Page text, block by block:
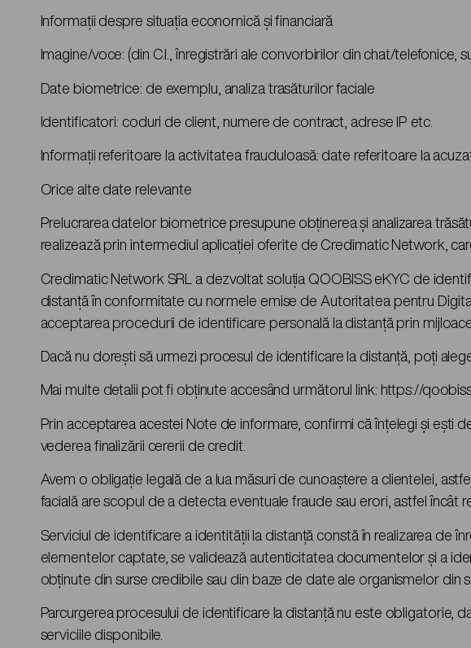
Informații despre situația economică și financiară
Imagine/voce: (din C.I., înregistrări ale convorbirilor din chat/telefonice,
Date biometrice: de exemplu, analiza trasăturilor faciale
Identificatori: coduri de client, numere de contract, adrese IP etc.
Informații referitoare la activitatea frauduloasă: date referitoare la
Orice alte date relevante
Prelucrarea datelor biometrice presupune obținerea și analizarea
realizează prin intermediul aplicației oferite de Credimatic Network,
Credimatic Network SRL a dezvoltat soluția QOOBISS eKYC de
distanță în conformitate cu normele emise de Autoritatea pentru
acceptarea procedurii de identificare personală la distanță prin
Dacă nu dorești să urmezi procesul de identificare la distanță, poți
Mai multe detalii pot fi obținute accesând următorul link: https://
Prin acceptarea acestei Note de informare, confirmi că înțelegi și ești
vederea finalizării cererii de credit.
Avem o obligație legală de a lua măsuri de cunoaștere a clientelei,
facială are scopul de a detecta eventuale fraude sau erori, astfel încât
Serviciul de identificare a identității la distanță constă în realizarea de
elementelor captate, se validează autenticitatea documentelor și a
obținute din surse credibile sau din baze de date ale organismelor din
Parcurgerea procesului de identificare la distanță nu este obligatorie,
serviciile disponibile.